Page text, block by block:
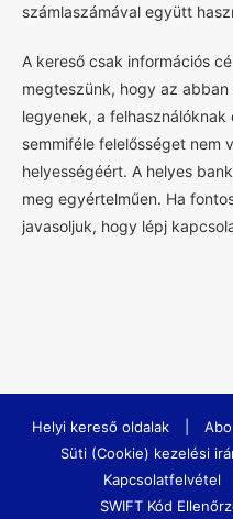
számlaszámával együtt
A kereső csak információs
megteszünk, hogy az
legyenek, a
semmiféle felelősséget nem
helyességéért. A helyes
meg egyértelműen. Ha
javasoljuk, hogy lépj
Helyi kereső oldalak
Süti (Cookie) kezelési
Kapcsolatfelvétel
SWIFT Kód